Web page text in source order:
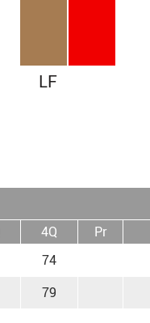
LF
4Q Pr
74
79